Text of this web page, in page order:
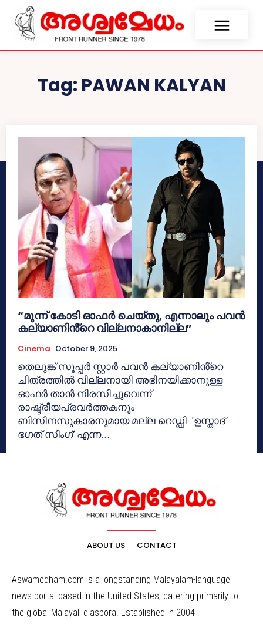
Tag: PAWAN KALYAN
“മൂന്ന് കോടി ഓഫർ ചെയ്തു, എന്നാലും പവൻ
കല്യാണിൻ്റെ വില്ലനാകാനില്ല”
Cinema October 9, 2025
തെലുങ്ക് സൂപ്പർ സ്റ്റാർ പവൻ കല്യാണിൻ്റെ
ചിത്രത്തിൽ വില്ലനായി അഭിനയിക്കാനുള്ള
ഓഫർ താന്‍ നിരസിച്ചുവെന്ന്
രാഷ്ട്രീയപ്രവർത്തകനും
ബിസിനസുകാരനുമായ മല്ല റെഡ്ഡി. 'ഉസ്താദ്
ഭഗത് സിംഗ്' എന്ന...
ABOUT US CONTACT
Aswamedham.com is a longstanding Malayalam-language
news portal based in the United States, catering primarily to
the global Malayali diaspora. Established in 2004